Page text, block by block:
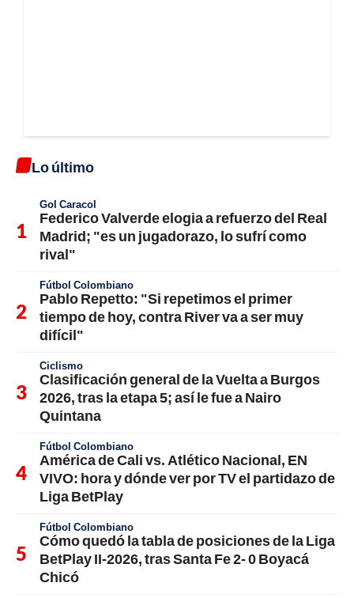
Lo último
Gol Caracol
Federico Valverde elogia a refuerzo del Real
Madrid; "es un jugadorazo, lo sufrí como
rival"
Fútbol Colombiano
Pablo Repetto: "Si repetimos el primer
tiempo de hoy, contra River va a ser muy
difícil"
Ciclismo
Clasificación general de la Vuelta a Burgos
2026, tras la etapa 5; así le fue a Nairo
Quintana
Fútbol Colombiano
América de Cali vs. Atlético Nacional, EN
VIVO: hora y dónde ver por TV el partidazo de
Liga BetPlay
Fútbol Colombiano
Cómo quedó la tabla de posiciones de la Liga
BetPlay II-2026, tras Santa Fe 2- 0 Boyacá
Chicó